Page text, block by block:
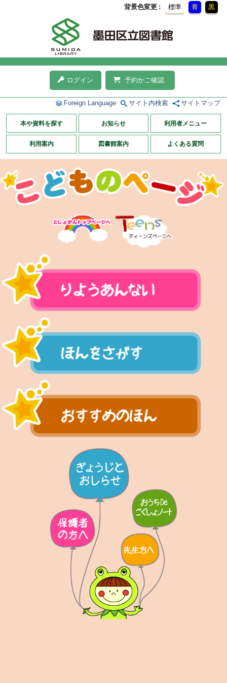
背景色変更 標準 青 黒
ログイン 予約かご確認
Foreign Language サイト内検索 サイトマップ
本や資料を探す お知らせ 利用者メニュー
利用案内 図書館案内 よくある質問